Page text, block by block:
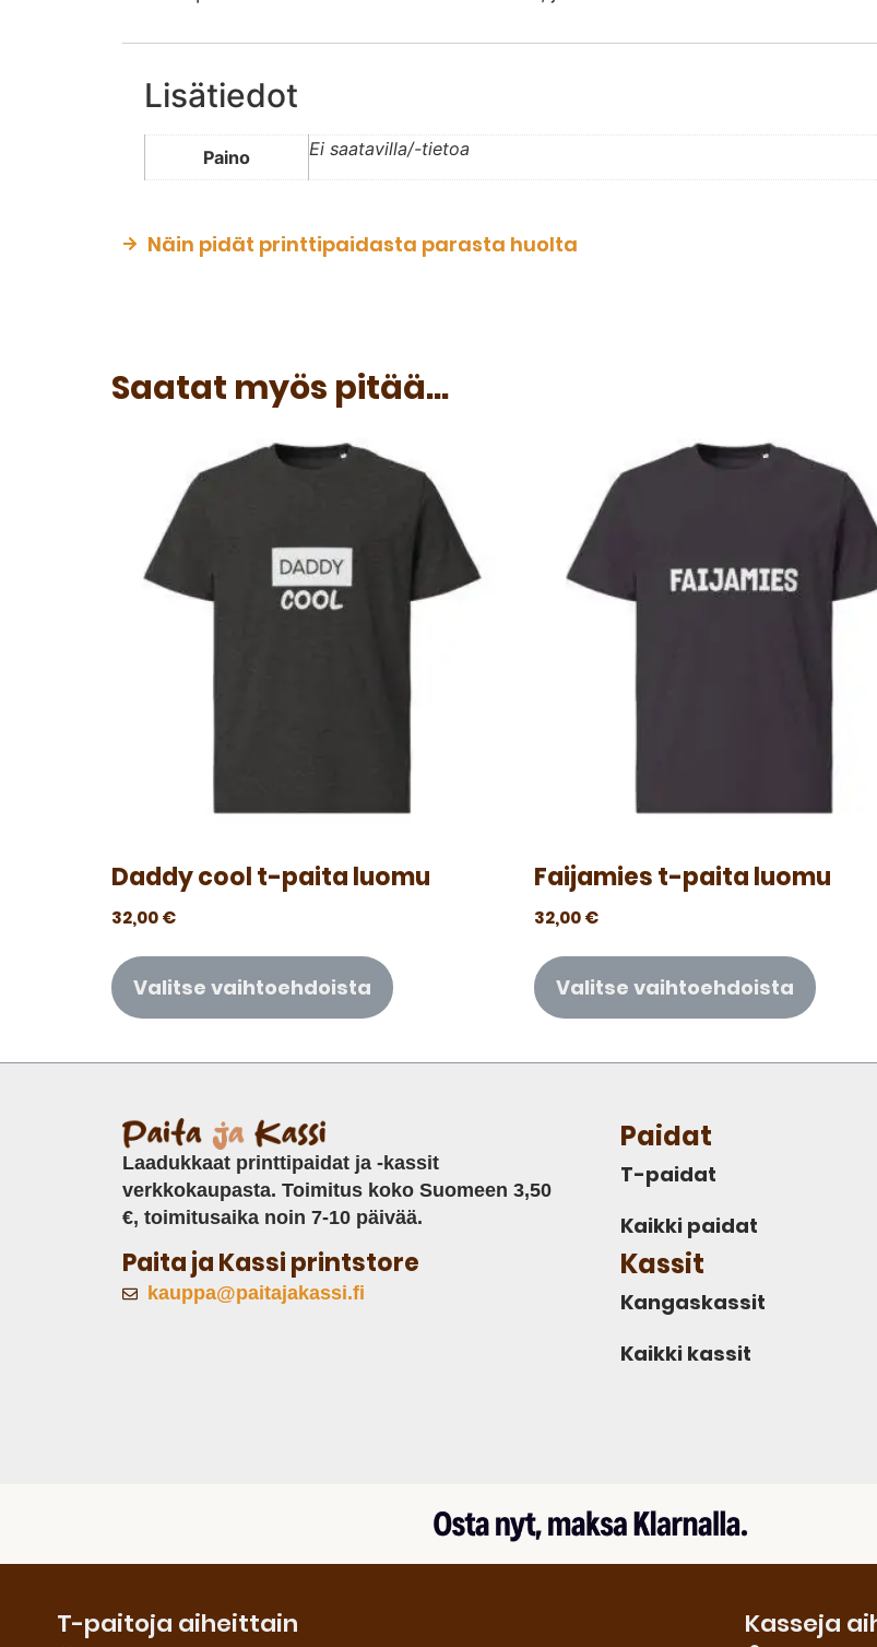
Lisätiedot
Paino Ei saatavilla/-tietoa
Näin pidät printtipaidasta parasta huolta
Saatat myös pitää...
Daddy cool t-paita luomu
32,00€
Valitse vaihtoehdoista
Faijamies t-paita luomu
32,00€
Valitse vaihtoehdoista
Laadukkaat printtipaidat ja -kassit
verkkokaupasta. Toimitus koko Suomeen 3,50
€, toimitusaika noin 7-10 päivää.
Paita ja Kassi printstore
kauppa@paitajakassi.fi
Paidat
T-paidat
Kaikki paidat
Kassit
Kangaskassit
Kaikki kassit
T-paitoja aiheittain Kasseja